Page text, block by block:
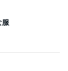
服